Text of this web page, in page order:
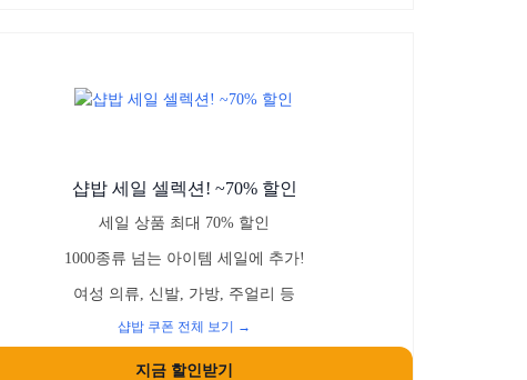
샵밥 세일 셀렉션! ~70% 할인
세일 상품 최대 70% 할인
1000종류 넘는 아이템 세일에 추가!
여성 의류, 신발, 가방, 주얼리 등
샵밥 쿠폰 전체 보기 →
지금 할인받기